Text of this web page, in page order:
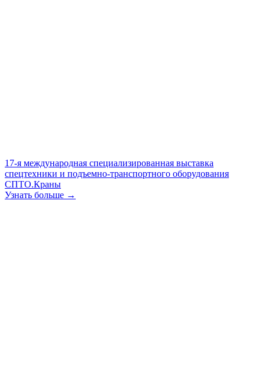
17-я международная специализированная выставка
спецтехники и подъемно-транспортного оборудования
СПТО.Краны
Узнать больше →